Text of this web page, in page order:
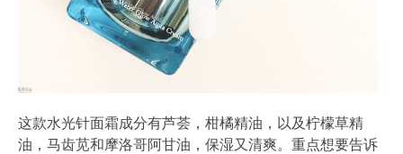
这款水光针面霜成分有芦荟，柑橘精油，以及柠檬草精
油，马齿苋和摩洛哥阿甘油，保湿又清爽。重点想要告诉